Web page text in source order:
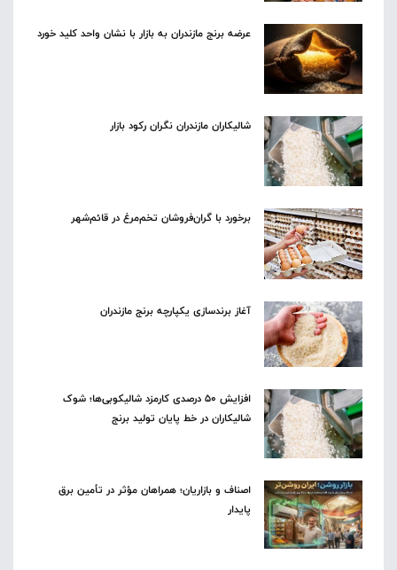
عرضه برنج مازندران به بازار با نشان واحد کلید خورد
شالیکاران مازندران نگران رکود بازار
برخورد با گران‌فروشان تخم‌مرغ در قائم‌شهر
آغاز برندسازی یکپارچه برنج مازندران
افزایش ۵۰ درصدی کارمزد شالیکوبی‌ها؛ شوک
شالیکاران در خط پایان تولید برنج
اصناف و بازاریان؛ همراهان مؤثر در تأمین برق
پایدار